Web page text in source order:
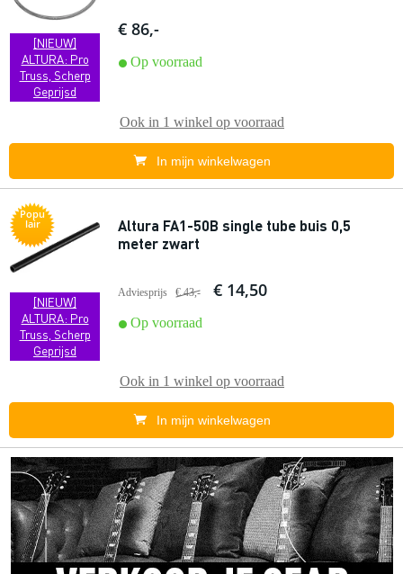
[NIEUW]
ALTURA: Pro
Truss, Scherp
Geprijsd
€ 86,-
Op voorraad
Ook in 1 winkel op voorraad
In mijn winkelwagen
Popu
lair
[NIEUW]
ALTURA: Pro
Truss, Scherp
Geprijsd
Altura FA1-50B single tube buis 0,5
meter zwart
Adviesprijs € 43,- € 14,50
Op voorraad
Ook in 1 winkel op voorraad
In mijn winkelwagen